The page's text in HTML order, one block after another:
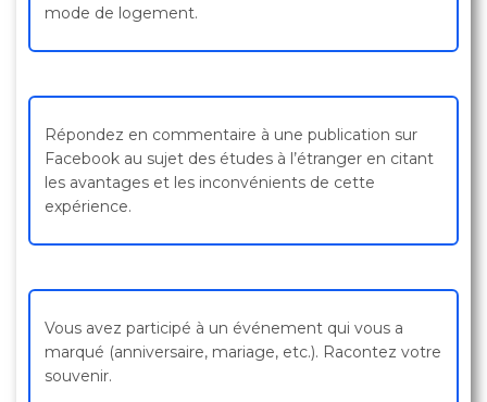
mode de logement.
Répondez en commentaire à une publication sur
Facebook au sujet des études à l’étranger en citant
les avantages et les inconvénients de cette
expérience.
Vous avez participé à un événement qui vous a
marqué (anniversaire, mariage, etc.). Racontez votre
souvenir.